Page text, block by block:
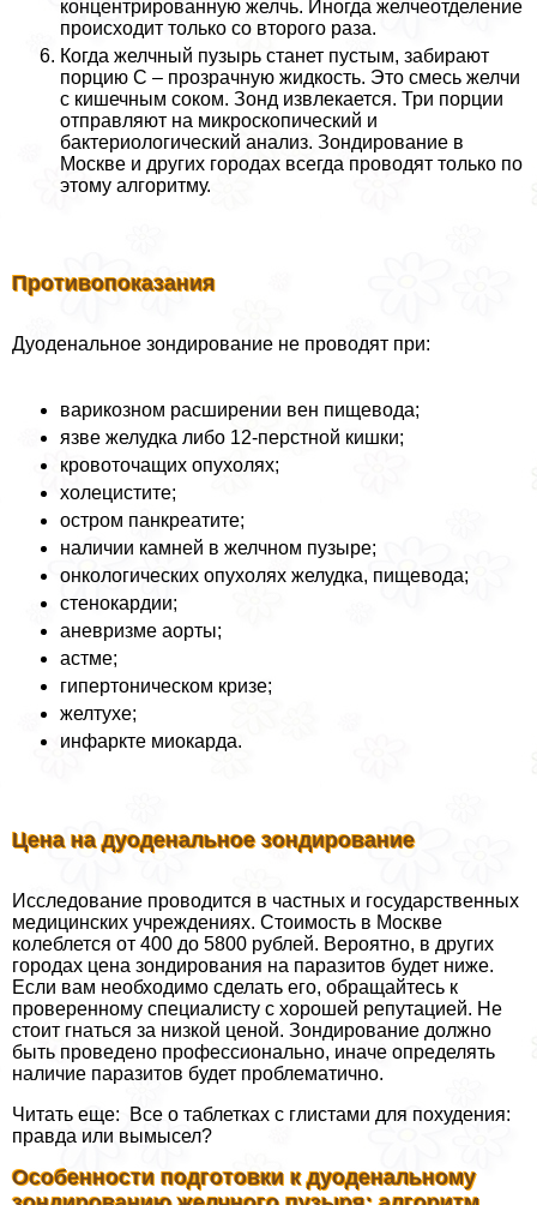
концентрированную желчь. Иногда желчеотделение
происходит только со второго раза.
Когда желчный пузырь станет пустым, забирают
порцию С – прозрачную жидкость. Это смесь желчи
с кишечным соком. Зонд извлекается. Три порции
отправляют на микроскопический и
бактериологический анализ. Зондирование в
Москве и других городах всегда проводят только по
этому алгоритму.
Противопоказания
Дуоденальное зондирование не проводят при:
варикозном расширении вен пищевода;
язве желудка либо 12-перстной кишки;
кровоточащих опухолях;
холецистите;
остром панкреатите;
наличии камней в желчном пузыре;
oнкoлoгических опухолях желудка, пищевода;
стенокардии;
аневризме аорты;
астме;
гипертоническом кризе;
желтухе;
инфаркте миокарда.
Цена на дуоденальное зондирование
Исследование проводится в частных и государственных
медицинских учреждениях. Стоимость в Москве
колeблется от 400 до 5800 рублей. Вероятно, в других
городах цена зондирования на паразитов будет ниже.
Если вам необходимо сделать его, обращайтесь к
проверенному специалисту с хорошей репутацией. Не
стоит гнаться за низкой ценой. Зондирование должно
быть проведено профессионально, иначе определять
наличие паразитов будет проблематично.
Читать еще: Все о таблетках с глистами для похудения:
правда или вымысел?
Особенности подготовки к дуоденальному